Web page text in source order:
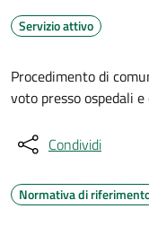
Servizio attivo
Procedimento di
voto presso ospedali
Condividi
Normativa di